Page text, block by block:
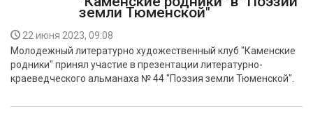
земли Тюменской"
22 июня 2023, 09:08
Молодежный литературно художественный клуб "Каменские
родники" принял участие в презентации литературно-
краеведческого альманаха № 44 "Поэзия земли Тюменской".